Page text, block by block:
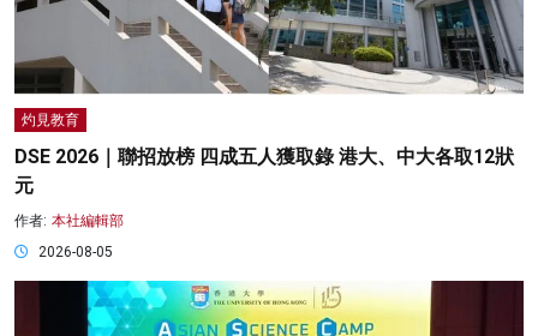
灼見教育
DSE 2026｜聯招放榜 四成五人獲取錄 港大、中大各取12狀
元
作者: 本社編輯部
2026-08-05